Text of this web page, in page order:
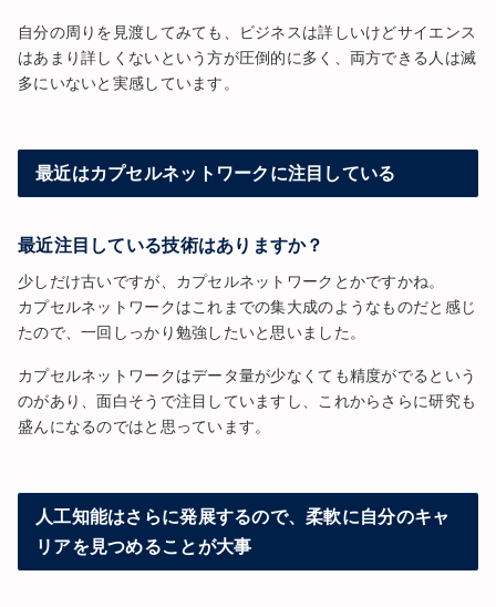
自分の周りを見渡してみても、ビジネスは詳しいけどサイエンス
はあまり詳しくないという方が圧倒的に多く、両方できる人は滅
多にいないと実感しています。
最近はカプセルネットワークに注目している
最近注目している技術はありますか？
少しだけ古いですが、カプセルネットワークとかですかね。
カプセルネットワークはこれまでの集大成のようなものだと感じ
たので、一回しっかり勉強したいと思いました。
カプセルネットワークはデータ量が少なくても精度がでるという
のがあり、面白そうで注目していますし、これからさらに研究も
盛んになるのではと思っています。
人工知能はさらに発展するので、柔軟に自分のキャ
リアを見つめることが大事